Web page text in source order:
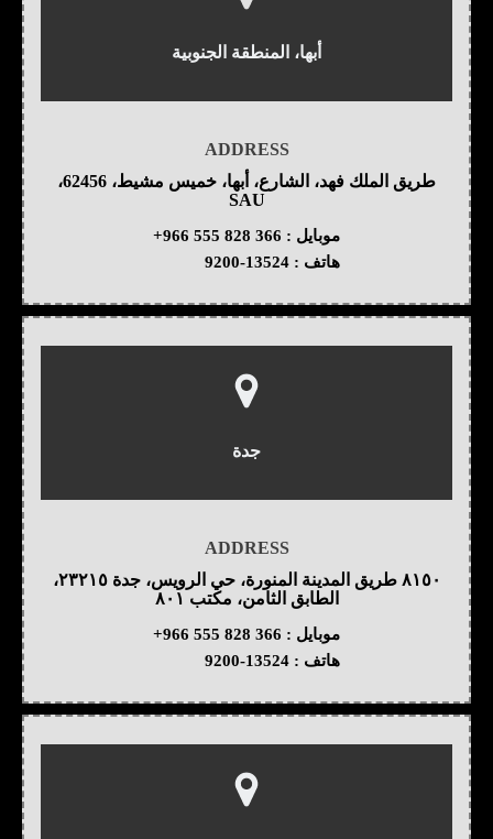
أبها، المنطقة الجنوبية
ADDRESS
طريق الملك فهد، الشارع، أبها، خميس مشيط، 62456،
SAU
موبايل : +966 555 828 366
هاتف : 9200-13524
جدة
ADDRESS
٨١٥٠ طريق المدينة المنورة، حي الرويس، جدة ٢٣٢١٥،
الطابق الثامن، مكتب ٨٠١
موبايل : +966 555 828 366
هاتف : 9200-13524